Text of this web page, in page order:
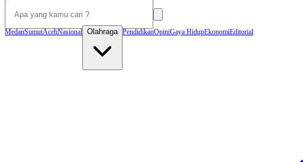
MedanSumutAcehNasional Olahraga PendidikanOpiniGaya HidupEkonomiEditorial